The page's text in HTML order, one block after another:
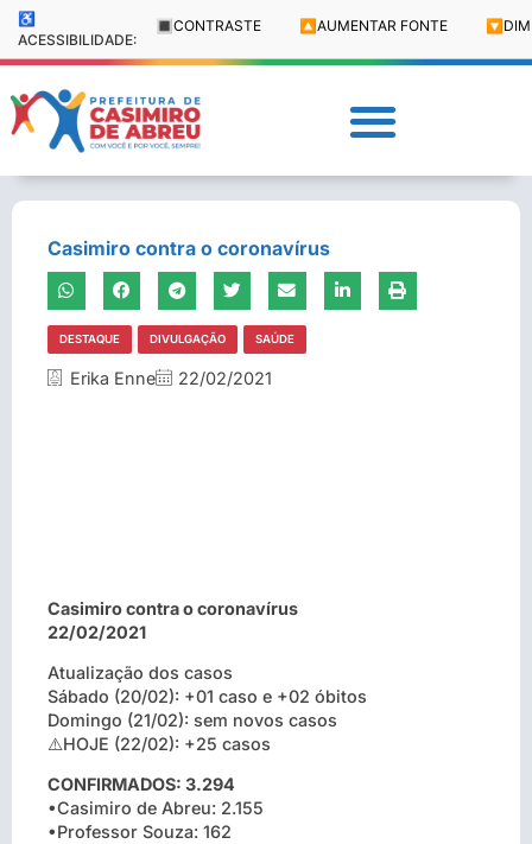
♿
ACESSIBILIDADE:
🔳 CONTRASTE 🔼 AUMENTAR FONTE 🔽
Casimiro contra o coronavírus
DESTAQUE DIVULGAÇÃO SAÚDE
Erika Enne 22/02/2021
Casimiro contra o coronavírus
22/02/2021
Atualização dos casos
Sábado (20/02): +01 caso e +02 óbitos
Domingo (21/02): sem novos casos
⚠️HOJE (22/02): +25 casos
CONFIRMADOS: 3.294
•Casimiro de Abreu: 2.155
•Professor Souza: 162